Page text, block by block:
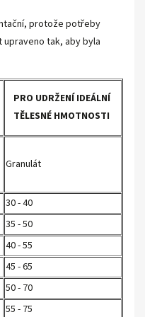
protože potřeby
tak, aby byla
PRO UDRŽENÍ IDEÁLNÍ
TĚLESNÉ HMOTNOSTI
Granulát
30 - 40
35 - 50
40 - 55
45 - 65
50 - 70
55 - 75